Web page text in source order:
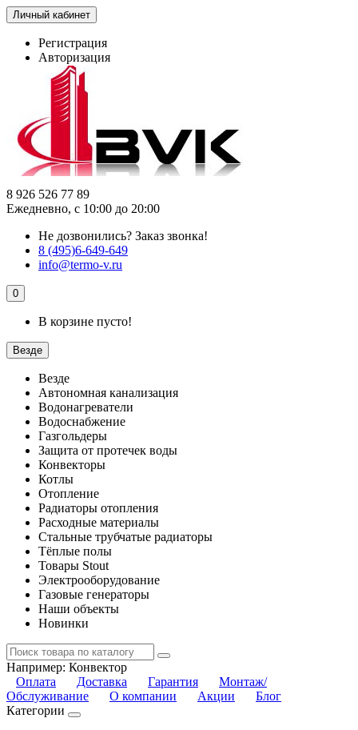
Личный кабинет
Регистрация
Авторизация
8 926 526 77 89
Ежедневно, с 10:00 до 20:00
Не дозвонились? Заказ звонка!
8 (495)6-649-649
info@termo-v.ru
0
В корзине пусто!
Везде
Везде
Автономная канализация
Водонагреватели
Водоснабжение
Газгольдеры
Защита от протечек воды
Конвекторы
Котлы
Отопление
Радиаторы отопления
Расходные материалы
Стальные трубчатые радиаторы
Тёплые полы
Товары Stout
Электрооборудование
Газовые генераторы
Наши объекты
Новинки
Например: Конвектор
Оплата
Доставка Гарантия
Монтаж/
Обслуживание
О компании Акции
Блог
Категории